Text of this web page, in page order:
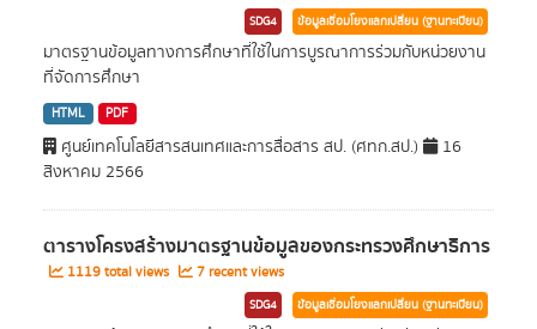
SDG4 ข้อมูลเชื่อมโยงแลกเปลี่ยน (ฐานทะเบียน)
มาตรฐานข้อมูลทางการศึกษาที่ใช้ในการบูรณาการร่วมกับหน่วยงาน
ที่จัดการศึกษา
HTML PDF
ศูนย์เทคโนโลยีสารสนเทศและการสื่อสาร สป. (ศทก.สป.)
16
สิงหาคม 2566
ตารางโครงสร้างมาตรฐานข้อมูลของกระทรวงศึกษาธิการ
1119 total views 7 recent views
SDG4 ข้อมูลเชื่อมโยงแลกเปลี่ยน (ฐานทะเบียน)